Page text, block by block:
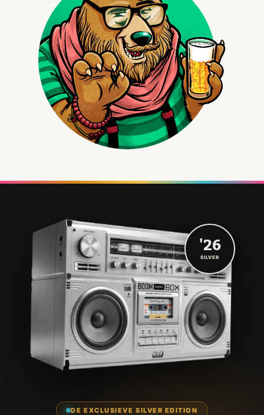
DE EXCLUSIEVE SILVER EDITION
'26
SILVER